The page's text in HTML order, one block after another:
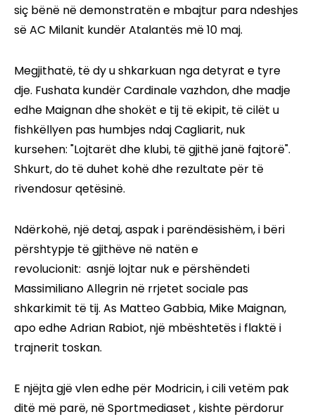
siç bënë në demonstratën e mbajtur para ndeshjes
së AC Milanit kundër Atalantës më 10 maj.
Megjithatë, të dy u shkarkuan nga detyrat e tyre
dje. Fushata kundër Cardinale vazhdon, dhe madje
edhe Maignan dhe shokët e tij të ekipit, të cilët u
fishkëllyen pas humbjes ndaj Cagliarit, nuk
kursehen: "Lojtarët dhe klubi, të gjithë janë fajtorë".
Shkurt, do të duhet kohë dhe rezultate për të
rivendosur qetësinë.
Ndërkohë, një detaj, aspak i parëndësishëm, i bëri
përshtypje të gjithëve në natën e
revolucionit: asnjë lojtar nuk e përshëndeti
Massimiliano Allegrin në rrjetet sociale pas
shkarkimit të tij. As Matteo Gabbia, Mike Maignan,
apo edhe Adrian Rabiot, një mbështetës i flaktë i
trajnerit toskan.
E njëjta gjë vlen edhe për Modricin, i cili vetëm pak
ditë më parë, në Sportmediaset , kishte përdorur